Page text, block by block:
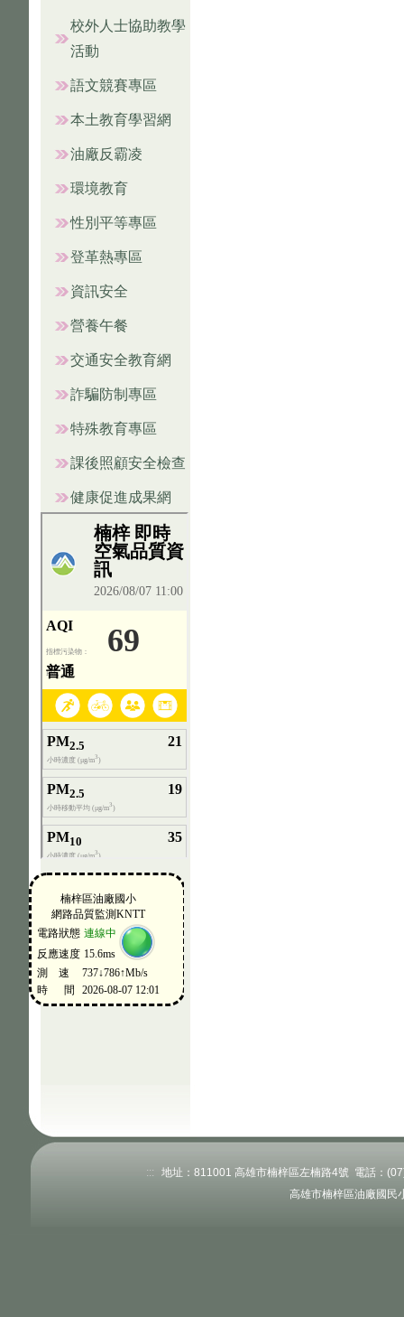
校外人士協助教學
活動
語文競賽專區
本土教育學習網
油廠反霸凌
環境教育
性別平等專區
登革熱專區
資訊安全
營養午餐
交通安全教育網
詐騙防制專區
特殊教育專區
課後照顧安全檢查
健康促進成果網
:::
地址：811001 高雄市楠梓區左楠路4號 電話：
高雄市楠梓區油廠國民